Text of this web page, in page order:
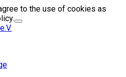
to the use of cookies as